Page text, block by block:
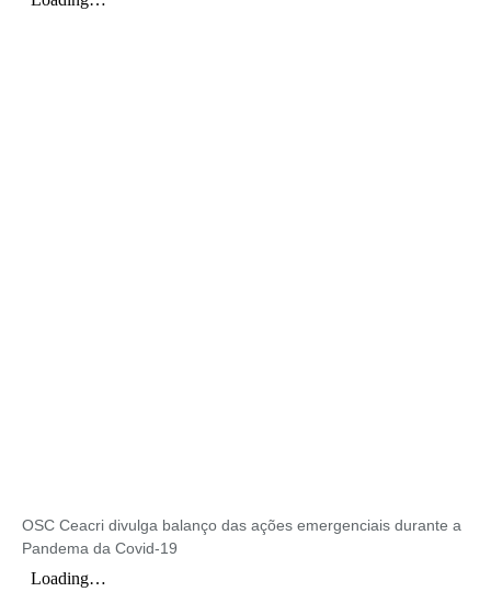
OSC Ceacri divulga balanço das ações emergenciais durante a
Pandema da Covid-19